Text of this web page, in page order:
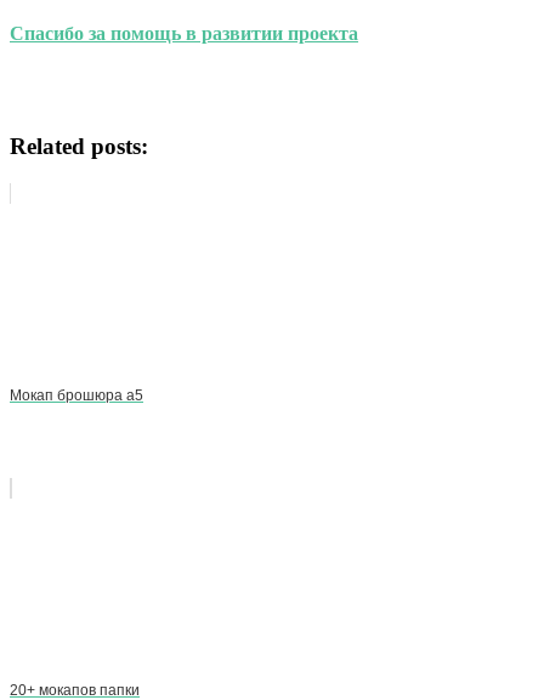
Спасибо за помощь в развитии проекта
Related posts:
Мокап брошюра а5
20+ мокапов папки